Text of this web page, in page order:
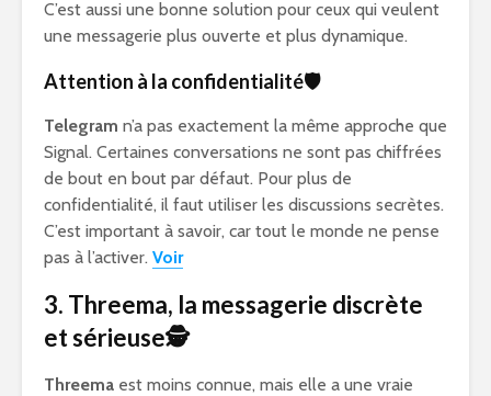
C’est aussi une bonne solution pour ceux qui veulent
une messagerie plus ouverte et plus dynamique.
Attention à la confidentialité🛡️
Telegram n’a pas exactement la même approche que
Signal. Certaines conversations ne sont pas chiffrées
de bout en bout par défaut. Pour plus de
confidentialité, il faut utiliser les discussions secrètes.
C’est important à savoir, car tout le monde ne pense
pas à l’activer. Voir
3. Threema, la messagerie discrète
et sérieuse🕵️
Threema est moins connue, mais elle a une vraie